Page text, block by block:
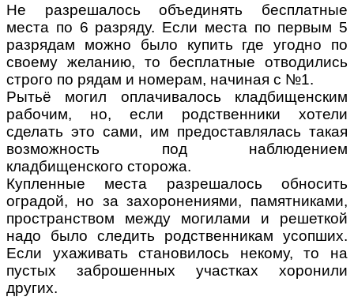
Не разрешалось объединять бесплатные
места по 6 разряду. Если места по первым 5
разрядам можно было купить где угодно по
своему желанию, то бесплатные отводились
строго по рядам и номерам, начиная с №1.
Рытьё могил оплачивалось кладбищенским
рабочим, но, если родственники хотели
сделать это сами, им предоставлялась такая
возможность под наблюдением
кладбищенского сторожа.
Купленные места разрешалось обносить
оградой, но за захоронениями, памятниками,
пространством между могилами и решеткой
надо было следить родственникам усопших.
Если ухаживать становилось некому, то на
пустых заброшенных участках хоронили
других.